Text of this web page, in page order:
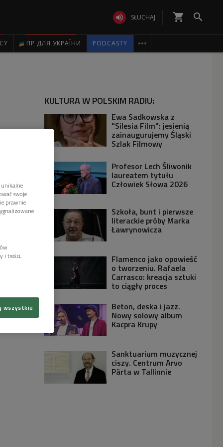
 SŁUCHAJ shopping_cart 
ПР ДЛЯ УКРАЇНИ PODCASTY 
KULTURA W POLSKIM RADIU:
Ewa Sadkowska z
"Silesia Film": jesienią
zainaugurujemy Śląski
Szlak Filmowy
Profesor Lech Śliwonik
laureatem tytułu
Człowiek Słowa 2026
Szkoła, bunt i pierwsze
literackie próby Marka
Ławrynowicza
Flamenco jako opowieść
o tworzeniu. Rafaela
Carrasco: kreacja sztuki
to ciągły proces
Beton, deska i jazz.
Nowy solowy album
Kacpra Krupy
Sanktuarium muzycznej
ciszy. Centrum Arvo
Pärta w Tallinnie
swoje
prawnie
i treści,
wszystkie